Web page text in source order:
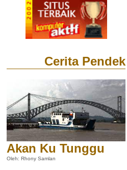
Cerita Pendek
Akan Ku Tunggu
Oleh: Rhony Samlan